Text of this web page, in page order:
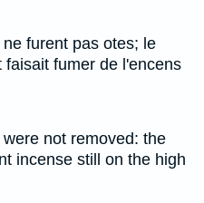
furent pas otes; le
fumer de l'encens
not removed: the
incense still on the high